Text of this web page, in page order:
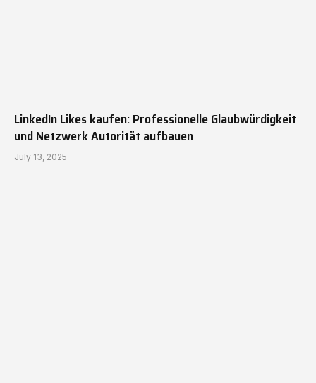
LinkedIn Likes kaufen: Professionelle Glaubwürdigkeit
und Netzwerk Autorität aufbauen
July 13, 2025